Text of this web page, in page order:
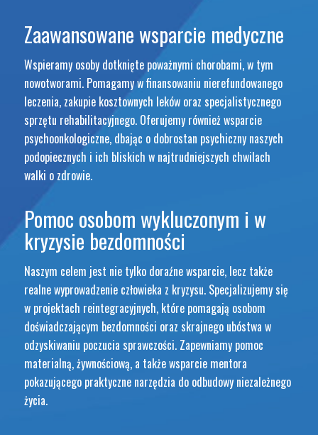
Zaawansowane wsparcie medyczne
Wspieramy osoby dotknięte poważnymi chorobami, w tym
nowotworami. Pomagamy w finansowaniu nierefundowanego
leczenia, zakupie kosztownych leków oraz specjalistycznego
sprzętu rehabilitacyjnego. Oferujemy również wsparcie
psychoonkologiczne, dbając o dobrostan psychiczny naszych
podopiecznych i ich bliskich w najtrudniejszych chwilach
walki o zdrowie.
Pomoc osobom wykluczonym i w
kryzysie bezdomności
Naszym celem jest nie tylko doraźne wsparcie, lecz także
realne wyprowadzenie człowieka z kryzysu. Specjalizujemy się
w projektach reintegracyjnych, które pomagają osobom
doświadczającym bezdomności oraz skrajnego ubóstwa w
odzyskiwaniu poczucia sprawczości. Zapewniamy pomoc
materialną, żywnościową, a także wsparcie mentora
pokazującego praktyczne narzędzia do odbudowy niezależnego
życia.